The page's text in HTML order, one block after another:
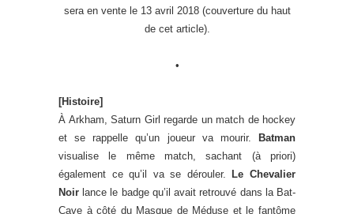
sera en vente le 13 avril 2018 (couverture du haut
de cet article).
•
[Histoire]
À Arkham, Saturn Girl regarde un match de hockey
et se rappelle qu’un joueur va mourir.
Batman
visualise le même match, sachant (à priori)
également ce qu’il va se dérouler.
Le Chevalier
Noir lance le badge qu’il avait retrouvé dans la Bat-
Cave à côté du Masque de Méduse et le fantôme